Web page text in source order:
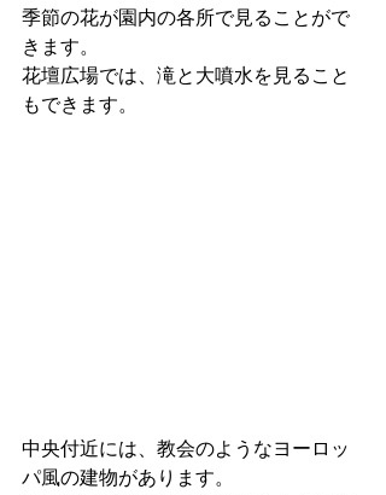
季節の花が園内の各所で見ることがで
きます。
花壇広場では、滝と大噴水を見ること
もできます。
中央付近には、教会のようなヨーロッ
パ風の建物があります。